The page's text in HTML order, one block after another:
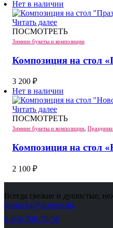
Нет в наличии
Читать далее
ПОСМОТРЕТЬ
Зимние букеты и композиции
Композиция на стол
3 200 ₽
Нет в наличии
Читать далее
ПОСМОТРЕТЬ
Зимние букеты и композиции
Композиция на стол
2 100 ₽
Всегда свежие и душистые,
dostavka@diantus.biz
8-800-700-70-58